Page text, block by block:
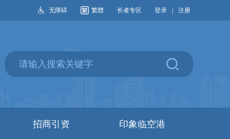
无障碍 繁體 长者专区 登录 注册
招商引资 印象临空港